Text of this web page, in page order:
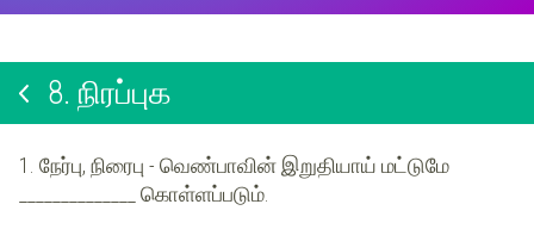
8. நிரப்புக
1. நேர்பு, நிரைபு - வெண்பாவின் இறுதியாய் மட்டுமே
______________ கொள்ளப்படும்.